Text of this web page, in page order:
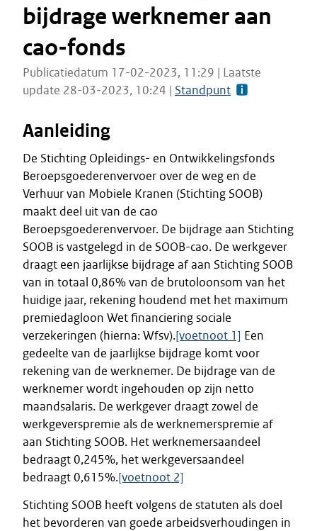
bijdrage werknemer aan
cao-fonds
Publicatiedatum 17-02-2023, 11:29 | Laatste
update 28-03-2023, 10:24 | Standpunt
Aanleiding
De Stichting Opleidings- en Ontwikkelingsfonds
Beroepsgoederenvervoer over de weg en de
Verhuur van Mobiele Kranen (Stichting SOOB)
maakt deel uit van de cao
Beroepsgoederenvervoer. De bijdrage aan Stichting
SOOB is vastgelegd in de SOOB-cao. De werkgever
draagt een jaarlijkse bijdrage af aan Stichting SOOB
van in totaal 0,86% van de brutoloonsom van het
huidige jaar, rekening houdend met het maximum
premiedagloon Wet financiering sociale
verzekeringen (hierna: Wfsv).[voetnoot 1] Een
gedeelte van de jaarlijkse bijdrage komt voor
rekening van de werknemer. De bijdrage van de
werknemer wordt ingehouden op zijn netto
maandsalaris. De werkgever draagt zowel de
werkgeverspremie als de werknemerspremie af
aan Stichting SOOB. Het werknemersaandeel
bedraagt 0,245%, het werkgeversaandeel
bedraagt 0,615%.[voetnoot 2]
Stichting SOOB heeft volgens de statuten als doel
het bevorderen van goede arbeidsverhoudingen in